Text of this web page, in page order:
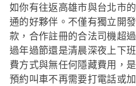
如你有往返高雄市與台北市
通的好夥伴。不僅有獨立開
款，合作註冊的合法司機超
過年過節還是清晨深夜上下
費方式與無任何隱藏費用，
預約叫車不再需要打電話或